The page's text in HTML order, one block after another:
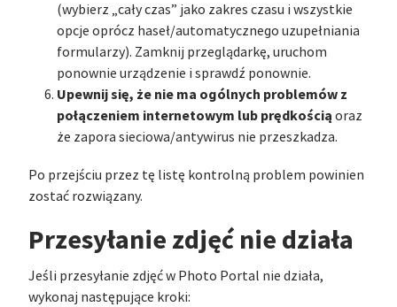
(wybierz „cały czas” jako zakres czasu i wszystkie
opcje oprócz haseł/automatycznego uzupełniania
formularzy). Zamknij przeglądarkę, uruchom
ponownie urządzenie i sprawdź ponownie.
Upewnij się, że nie ma ogólnych problemów z
połączeniem internetowym lub prędkością oraz
że zapora sieciowa/antywirus nie przeszkadza.
Po przejściu przez tę listę kontrolną problem powinien
zostać rozwiązany.
Przesyłanie zdjęć nie działa
Jeśli przesyłanie zdjęć w Photo Portal nie działa,
wykonaj następujące kroki: